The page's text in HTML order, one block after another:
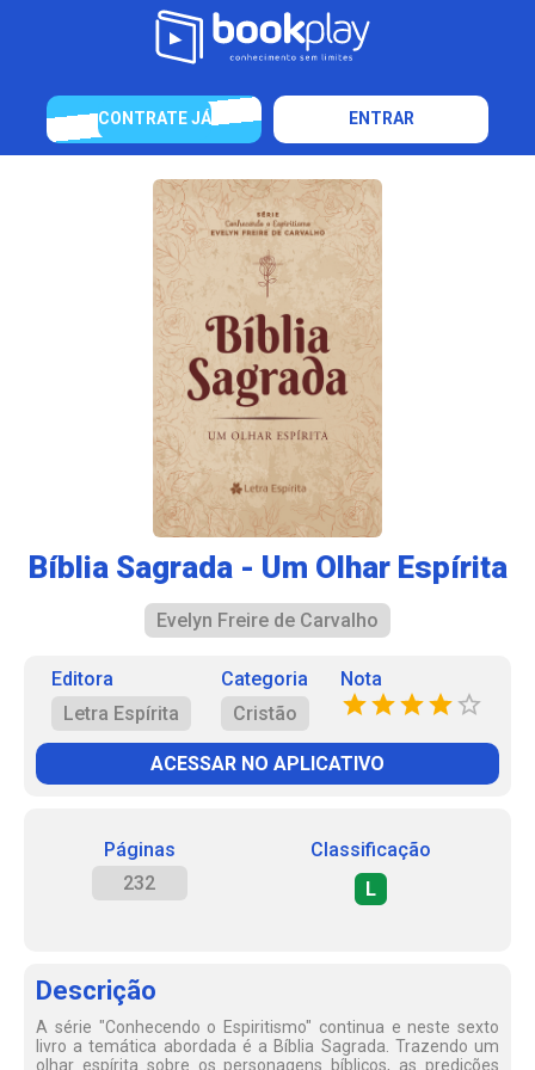
CONTRATE JÁ ENTRAR
Bíblia Sagrada - Um Olhar Espírita
Evelyn Freire de Carvalho
Editora
Letra Espírita
Categoria
Cristão
Nota
ACESSAR NO APLICATIVO
Páginas
232
Classificação
L
Descrição
A série "Conhecendo o Espiritismo" continua e neste sexto
livro a temática abordada é a Bíblia Sagrada. Trazendo um
olhar espírita sobre os personagens bíblicos, as predições